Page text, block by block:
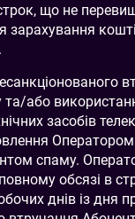
що не
зарахування
та/або
засобів
спаму.
обсязі в
днів із дня